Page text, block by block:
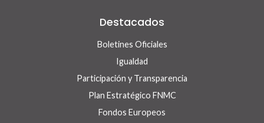
Destacados
Boletines Oficiales
Igualdad
Participación y Transparencia
Plan Estratégico FNMC
Fondos Europeos